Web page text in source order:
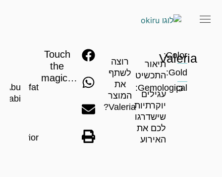
Valeria
Color:
Gold:
Gemological:
כן
תיאור
התכשיט
עגילים
יוקרתיות
שישדרגו
לכם את
האירוע
רוצה
לשתף
את
המוצר
Valeria?
Touch
the
magic…
Zefat
Abu
Marior